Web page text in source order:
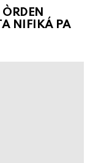
NIFIKÁ PA